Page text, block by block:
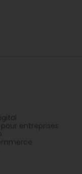
entreprises